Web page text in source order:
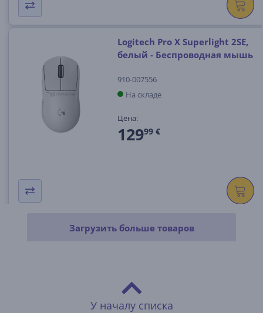
Logitech Pro X Superlight 2SE,
белый - Беспроводная мышь
910-007556
На складе
Цена:
12999 €
Загрузить больше товаров
У началу списка